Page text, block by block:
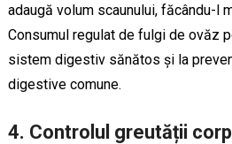
adaugă volum scaunului, făcându-l
Consumul regulat de fulgi de ovăz
sistem digestiv sănătos și la
digestive comune.
4. Controlul greutății